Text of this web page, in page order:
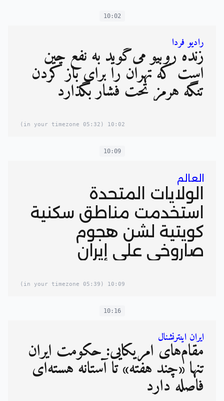
10:02
رادیو فردا
زنده روبیو می‌گوید به نفع چین
است که تهران را برای باز کردن
تنگه هرمز تحت فشار بگذارد
10:02
(05:32 in your timezone)
10:09
العالم
الولايات المتحدة
استخدمت مناطق سكنية
كويتية لشن هجوم
صاروخي على إيران
10:09
(05:39 in your timezone)
10:16
ایران اینترنشنال
مقام‌های آمریکایی: حکومت ایران
تنها «چند هفته» تا آستانه هسته‌ای
فاصله دارد